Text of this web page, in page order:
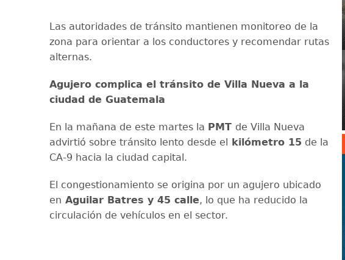
Las autoridades de tránsito mantienen monitoreo de la
zona para orientar a los conductores y recomendar rutas
alternas.
Agujero complica el tránsito de Villa Nueva a la
ciudad de Guatemala
En la mañana de este martes la PMT de Villa Nueva
advirtió sobre tránsito lento desde el kilómetro 15 de la
CA-9 hacia la ciudad capital.
El congestionamiento se origina por un agujero ubicado
en Aguilar Batres y 45 calle, lo que ha reducido la
circulación de vehículos en el sector.